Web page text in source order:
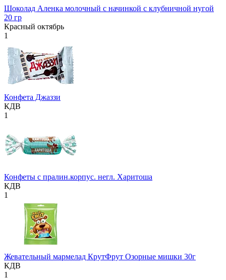
Шоколад Аленка молочный с начинкой с клубничной нугой
20 гр
Красный октябрь
1
Конфета Джаззи
КДВ
1
Конфеты с пралин.корпус. негл. Харитоша
КДВ
1
Жевательный мармелад КрутФрут Озорные мишки 30г
КДВ
1